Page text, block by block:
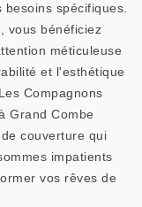
spécifiques.
vous bénéficiez
méticuleuse
et l'esthétique
Compagnons
Grand Combe
couverture qui
impatients
vos rêves de